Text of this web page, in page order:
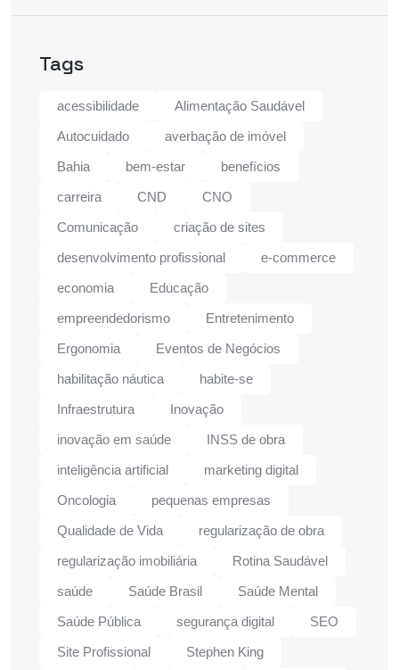
Tags
acessibilidade
Alimentação Saudável
Autocuidado
averbação de imóvel
Bahia
bem-estar
benefícios
carreira
CND
CNO
Comunicação
criação de sites
desenvolvimento profissional
e-commerce
economia
Educação
empreendedorismo
Entretenimento
Ergonomia
Eventos de Negócios
habilitação náutica
habite-se
Infraestrutura
Inovação
inovação em saúde
INSS de obra
inteligência artificial
marketing digital
Oncologia
pequenas empresas
Qualidade de Vida
regularização de obra
regularização imobiliária
Rotina Saudável
saúde
Saúde Brasil
Saúde Mental
Saúde Pública
segurança digital
SEO
Site Profissional
Stephen King